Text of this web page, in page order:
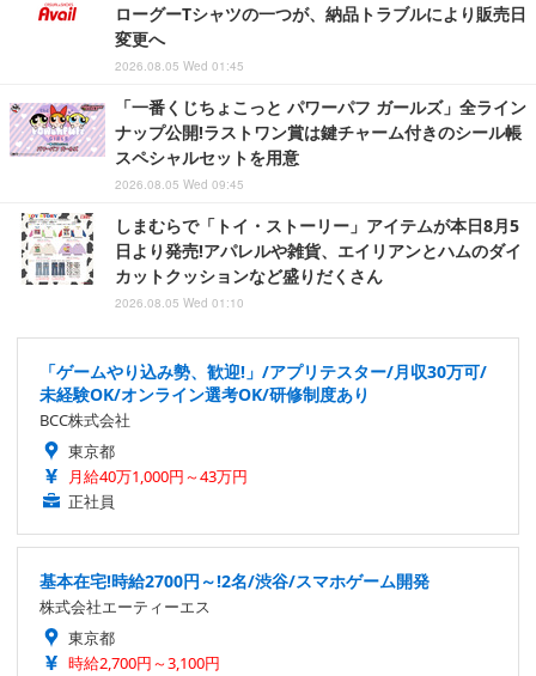
ローグーTシャツの一つが、納品トラブルにより販売日
変更へ
2026.08.05 Wed 01:45
「一番くじちょこっと パワーパフ ガールズ」全ライン
ナップ公開!ラストワン賞は鍵チャーム付きのシール帳
スペシャルセットを用意
2026.08.05 Wed 09:45
しまむらで「トイ・ストーリー」アイテムが本日8月5
日より発売!アパレルや雑貨、エイリアンとハムのダイ
カットクッションなど盛りだくさん
2026.08.05 Wed 01:10
「ゲームやり込み勢、歓迎!」/アプリテスター/月収30万可/
未経験OK/オンライン選考OK/研修制度あり
BCC株式会社
東京都
月給40万1,000円～43万円
正社員
基本在宅!時給2700円～!2名/渋谷/スマホゲーム開発
株式会社エーティーエス
東京都
時給2,700円～3,100円